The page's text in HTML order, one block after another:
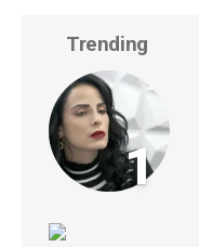
Trending
1